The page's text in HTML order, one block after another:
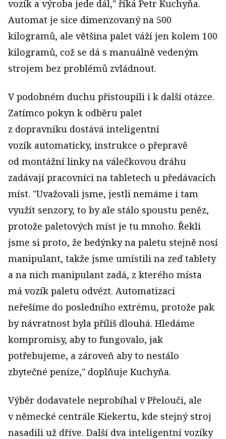
vozík a výroba jede dál," říká Petr Kuchyňa.
Automat je sice dimenzovaný na 500
kilogramů, ale většina palet váží jen kolem 100
kilogramů, což se dá s manuálně vedeným
strojem bez problémů zvládnout.
V podobném duchu přistoupili i k další otázce.
Zatímco pokyn k odběru palet
z dopravníku dostává inteligentní
vozík automaticky, instrukce o přepravě
od montážní linky na válečkovou dráhu
zadávají pracovníci na tabletech u předávacích
míst. "Uvažovali jsme, jestli nemáme i tam
využít senzory, to by ale stálo spoustu peněz,
protože paletových míst je tu mnoho. Řekli
jsme si proto, že bedýnky na paletu stejně nosí
manipulant, takže jsme umístili na zeď tablety
a na nich manipulant zadá, z kterého místa
má vozík paletu odvézt. Automatizaci
neřešíme do posledního extrému, protože pak
by návratnost byla příliš dlouhá. Hledáme
kompromisy, aby to fungovalo, jak
potřebujeme, a zároveň aby to nestálo
zbytečné peníze," doplňuje Kuchyňa.
Výběr dodavatele neprobíhal v Přelouči, ale
v německé centrále Kiekertu, kde stejný stroj
nasadili už dříve. Další dva inteligentní vozíky